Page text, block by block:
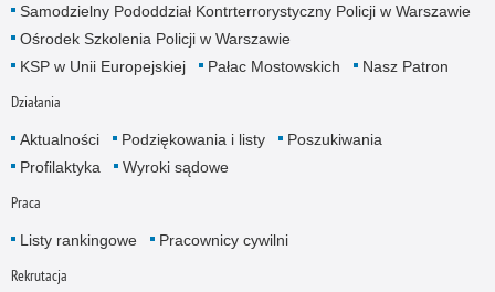
Samodzielny Pododdział Kontrterrorystyczny Policji w Warszawie
Ośrodek Szkolenia Policji w Warszawie
KSP w Unii Europejskiej
Pałac Mostowskich Nasz Patron
Działania
Aktualności Podziękowania i listy
Poszukiwania
Profilaktyka
Wyroki sądowe
Praca
Listy rankingowe Pracownicy cywilni
Rekrutacja